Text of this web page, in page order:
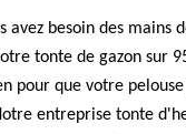
avez besoin des mains
tonte de gazon sur
pour que votre pelouse
entreprise tonte